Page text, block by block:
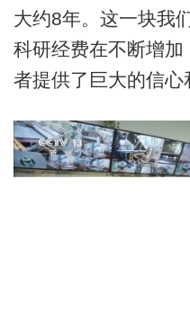
大约8年。这一块我
科研经费在不断增
者提供了巨大的信心